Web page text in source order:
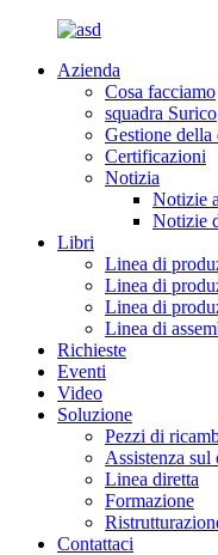
Azienda
Cosa facciamo
squadra Surico
Gestione della
Certificazioni
Notizia
Notizie
Notizie
Libri
Linea di
Linea di
Linea di
Linea di
Richieste
Eventi
Video
Soluzione
Pezzi di
Assistenza sul
Linea diretta
Formazione
Contattaci